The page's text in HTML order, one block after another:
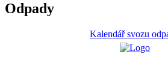
Odpady
Kalendář svozu